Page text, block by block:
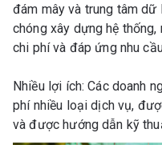
đám mây và trung tâm dữ
chóng xây dựng hệ
chi phí và đáp ứng nhu
Nhiều lợi ích: Các doanh
phí nhiều loại dịch vụ,
và được hướng dẫn kỹ